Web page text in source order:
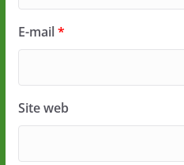
E-mail*
Site web